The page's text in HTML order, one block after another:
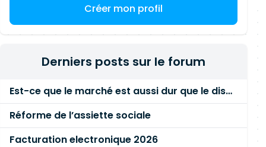
Créer mon profil
Derniers posts sur le forum
Est-ce que le marché est aussi dur que le disent les commerciaux ?
Réforme de l’assiette sociale
Facturation electronique 2026